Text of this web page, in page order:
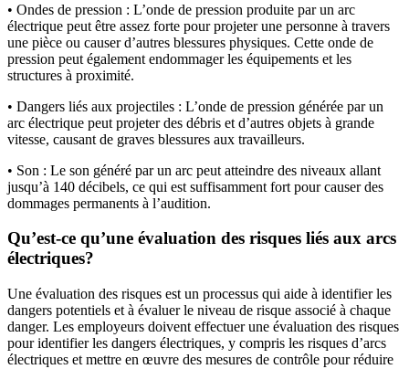
• Ondes de pression : L’onde de pression produite par un arc
électrique peut être assez forte pour projeter une personne à travers
une pièce ou causer d’autres blessures physiques. Cette onde de
pression peut également endommager les équipements et les
structures à proximité.
• Dangers liés aux projectiles : L’onde de pression générée par un
arc électrique peut projeter des débris et d’autres objets à grande
vitesse, causant de graves blessures aux travailleurs.
• Son : Le son généré par un arc peut atteindre des niveaux allant
jusqu’à 140 décibels, ce qui est suffisamment fort pour causer des
dommages permanents à l’audition.
Qu’est-ce qu’une évaluation des risques liés aux arcs
électriques?
Une évaluation des risques est un processus qui aide à identifier les
dangers potentiels et à évaluer le niveau de risque associé à chaque
danger. Les employeurs doivent effectuer une évaluation des risques
pour identifier les dangers électriques, y compris les risques d’arcs
électriques et mettre en œuvre des mesures de contrôle pour réduire